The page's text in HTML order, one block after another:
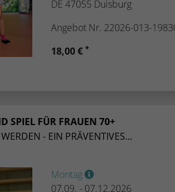
DE 47055 Duisburg
Angebot Nr. 22026-013-
18,00 € *
SPIEL FÜR FRAUEN 70+
- EIN PRÄVENTIVES...
Montag
07.09. - 07.12.2026